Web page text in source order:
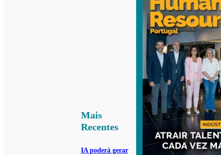
Mais
Recentes
IA poderá gerar